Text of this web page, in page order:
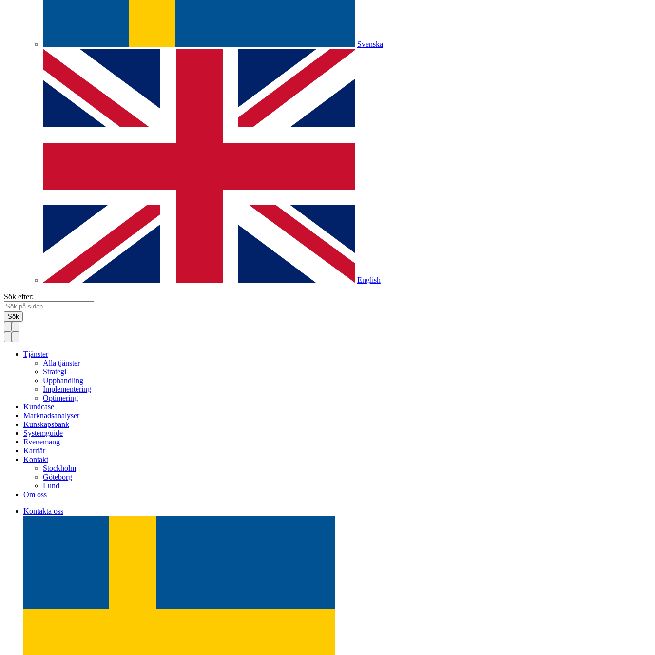
Svenska
English
Sök efter:
Sök
Tjänster
Alla tjänster
Strategi
Upphandling
Implementering
Optimering
Kundcase
Marknadsanalyser
Kunskapsbank
Systemguide
Evenemang
Karriär
Kontakt
Stockholm
Göteborg
Lund
Om oss
Kontakta oss